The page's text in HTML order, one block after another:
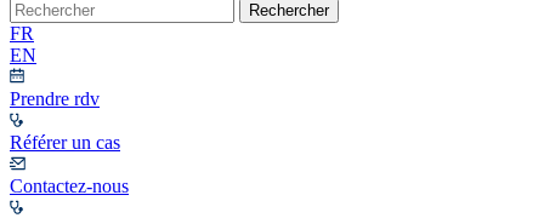
Rechercher
FR
EN
Prendre rdv
Référer un cas
Contactez-nous